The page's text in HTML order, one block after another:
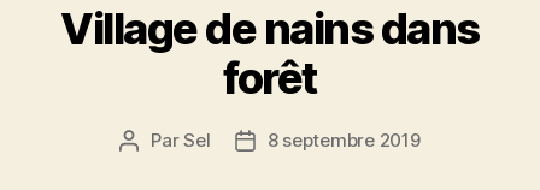
Village de nains dans
forêt
Auteur
ParSel
Date8 septembre 2019